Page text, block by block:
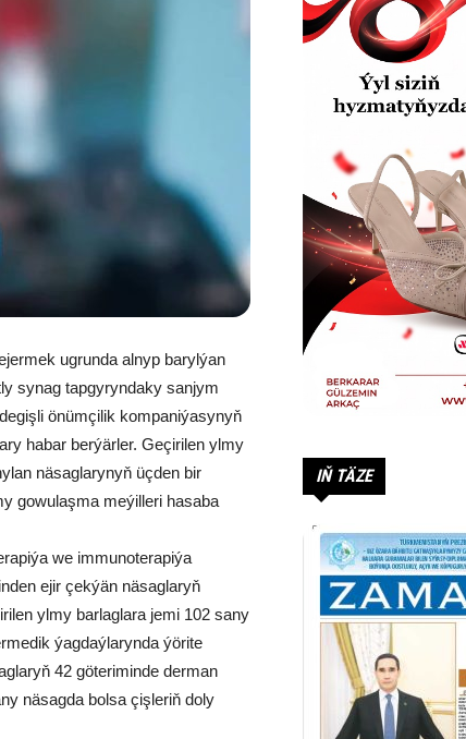
ugrunda alnyp barylýan
synag tapgyryndaky sanjym
önümçilik kompaniýasynyň
habar berýärler. Geçirilen ylmy
näsaglarynyň üçden bir
gowulaşma meýilleri hasaba
we immunoterapiýa
ejir çekýän näsaglaryň
ylmy barlaglara jemi 102 sany
ýagdaýlarynda ýörite
42 göteriminde derman
näsagda bolsa çişleriň doly
IŇ TÄZE